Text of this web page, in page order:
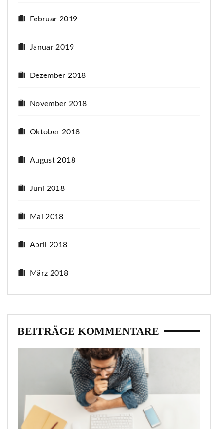
Februar 2019
Januar 2019
Dezember 2018
November 2018
Oktober 2018
August 2018
Juni 2018
Mai 2018
April 2018
März 2018
BEITRÄGE KOMMENTARE